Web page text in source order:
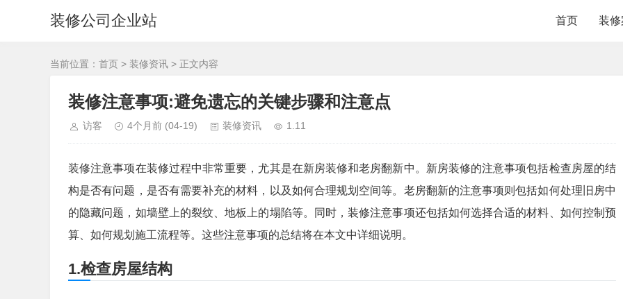
装修公司企业站 首页 装
当前位置： 首页 > 装修资讯 > 正文内容
装修注意事项:避免遗忘的关键步骤和注意点
访客 4个月前 (04-19) 装修资讯 1.11
装修注意事项在装修过程中非常重要，尤其是在新房装修和老房翻新中。新房装修的注意事项包括检查房屋的结
构是否有问题，是否有需要补充的材料，以及如何合理规划空间等。老房翻新的注意事项则包括如何处理旧房中
的隐藏问题，如墙壁上的裂纹、地板上的塌陷等。同时，装修注意事项还包括如何选择合适的材料、如何控制预
算、如何规划施工流程等。这些注意事项的总结将在本文中详细说明。
1.检查房屋结构